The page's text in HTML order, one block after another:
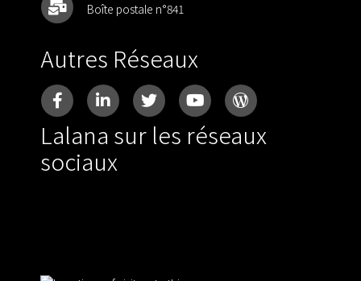
Boîte postale n°841
Autres Réseaux
Lalana sur les réseaux
sociaux